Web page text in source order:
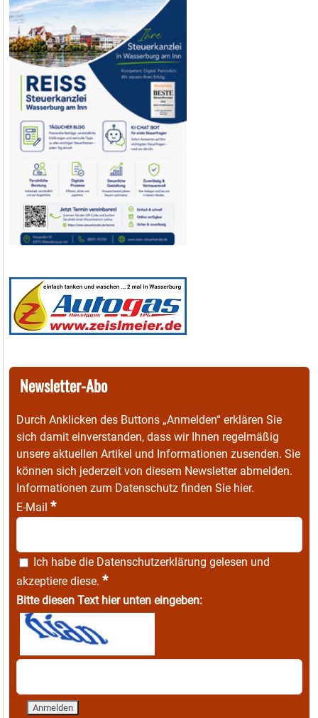
Newsletter-Abo
Durch Anklicken des Buttons „Anmelden“ erklären Sie
sich damit einverstanden, dass wir Ihnen regelmäßig
unsere aktuellen Artikel und Informationen zusenden. Sie
können sich jederzeit von diesem Newsletter abmelden.
Informationen zum Datenschutz finden Sie hier.
E-Mail *
Ich habe die Datenschutzerklärung gelesen und
akzeptiere diese. *
Bitte diesen Text hier unten eingeben: